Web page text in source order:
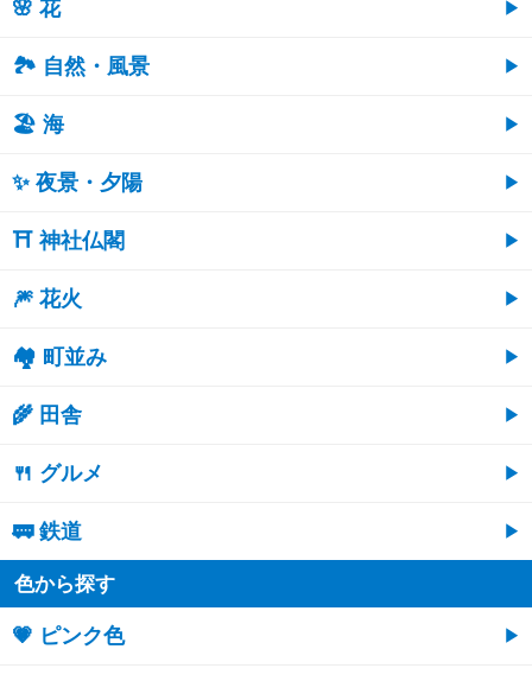
🌸 花
🏞️ 自然・風景
🏖 海
✨ 夜景・夕陽
⛩ 神社仏閣
🎆 花火
🏘 町並み
🌾 田舎
🍴 グルメ
🚃 鉄道
色から探す
💗 ピンク色